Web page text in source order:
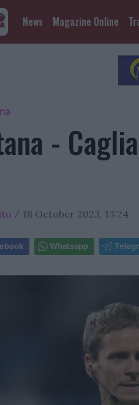
News Magazine Online
-
/ 18 October 2023, 13:24
Whatsapp